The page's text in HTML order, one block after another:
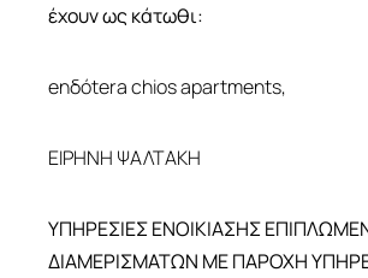
έχουν ως κάτωθι:
enδόtera chios apartments,
ΕΙΡΗΝΗ ΨΑΛΤΑΚΗ
ΥΠΗΡΕΣΙΕΣ ΕΝΟΙΚΙΑΣΗΣ
ΔΙΑΜΕΡΙΣΜΑΤΩΝ ΜΕ ΠΑΡΟΧΗ